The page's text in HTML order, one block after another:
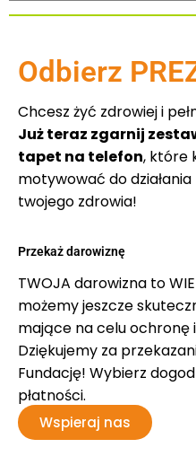
Odbierz
Chcesz żyć zdrowiej i
Już teraz zgarnij
tapet na telefon, które
motywować do
twojego zdrowia!
Przekaż darowiznę
TWOJA darowizna to
możemy jeszcze
mające na celu ochronę
Dziękujemy za
Fundację! Wybierz
płatności.
Wspieraj nas